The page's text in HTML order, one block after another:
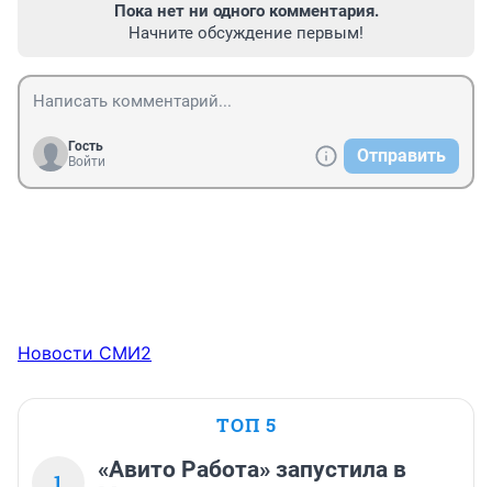
Пока нет ни одного комментария.
Начните обсуждение первым!
Гость
Войти
Отправить
Новости СМИ2
ТОП 5
«Авито Работа» запустила в